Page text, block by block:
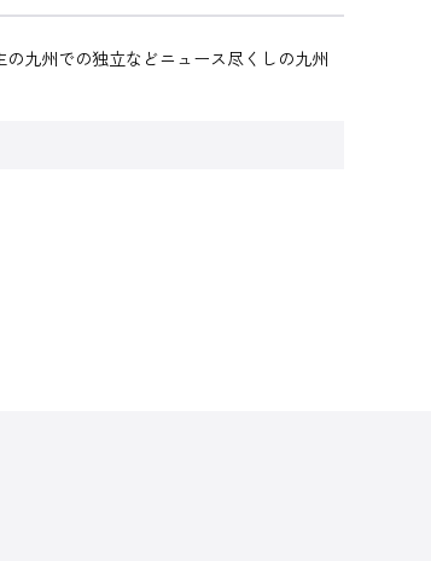
九州での独立などニュース尽くしの九州